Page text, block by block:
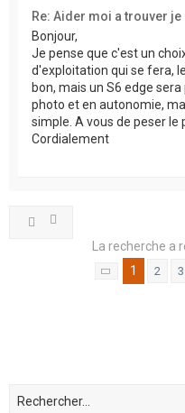
Re: Aider moi a trouver
Bonjour,
Je pense que c'est un
d'exploitation qui se fera,
bon, mais un S6 edge
photo et en autonomie,
simple. A vous de peser le
Cordialement
La recherche a
Page sur 152
1 2 3